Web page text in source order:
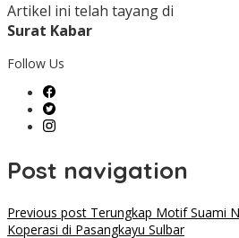
Artikel ini telah tayang di
Surat Kabar
Follow Us
Post navigation
Previous post Terungkap Motif Suami
Koperasi di Pasangkayu Sulbar